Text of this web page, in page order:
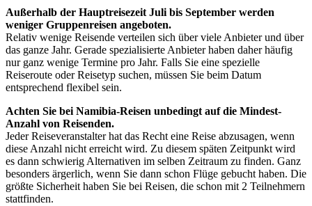
Außerhalb der Hauptreisezeit Juli bis September werden
weniger Gruppenreisen angeboten.
Relativ wenige Reisende verteilen sich über viele Anbieter und über
das ganze Jahr. Gerade spezialisierte Anbieter haben daher häufig
nur ganz wenige Termine pro Jahr. Falls Sie eine spezielle
Reiseroute oder Reisetyp suchen, müssen Sie beim Datum
entsprechend flexibel sein.
Achten Sie bei Namibia-Reisen unbedingt auf die Mindest-
Anzahl von Reisenden.
Jeder Reiseveranstalter hat das Recht eine Reise abzusagen, wenn
diese Anzahl nicht erreicht wird. Zu diesem späten Zeitpunkt wird
es dann schwierig Alternativen im selben Zeitraum zu finden. Ganz
besonders ärgerlich, wenn Sie dann schon Flüge gebucht haben. Die
größte Sicherheit haben Sie bei Reisen, die schon mit 2 Teilnehmern
stattfinden.